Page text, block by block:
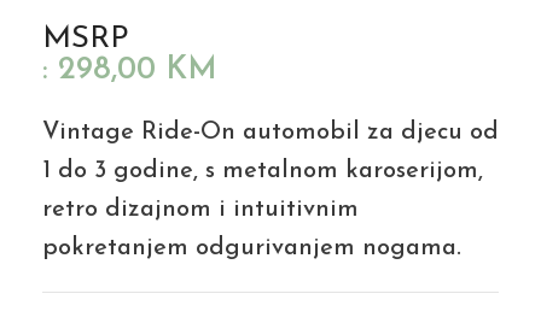
MSRP
: 298,00 KM
Vintage Ride-On automobil za djecu od
1 do 3 godine, s metalnom karoserijom,
retro dizajnom i intuitivnim
pokretanjem odgurivanjem nogama.